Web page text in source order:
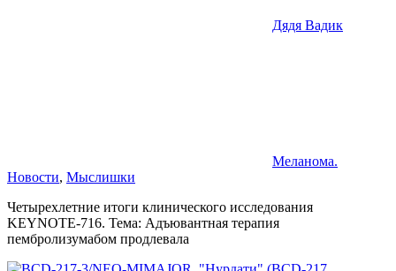
Дядя Вадик
Меланома.
Новости, Мыслишки
Четырехлетние итоги клинического исследования
KEYNOTE-716. Тема: Адъювантная терапия
пембролизумабом продлевала